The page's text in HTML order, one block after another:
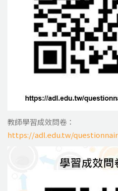
教師學習成效問卷：
https://adl.edu.tw/